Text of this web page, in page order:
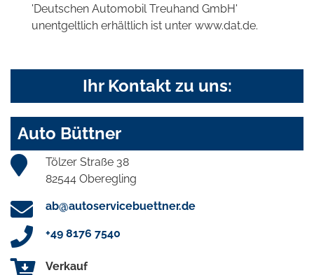
'Deutschen Automobil Treuhand GmbH'
unentgeltlich erhältlich ist unter www.dat.de.
Ihr Kontakt zu uns:
Auto Büttner
Tölzer Straße 38
82544 Oberegling
ab@autoservicebuettner.de
+49 8176 7540
Verkauf